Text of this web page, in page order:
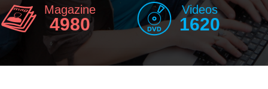
Magazine
4980
Videos
1620